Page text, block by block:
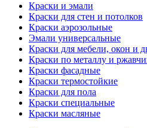
Краски и эмали
Краски для стен и потолков
Краски аэрозольные
Эмали универсальные
Краски для мебели, окон и
Краски по металлу и
Краски фасадные
Краски термостойкие
Краски для пола
Краски специальные
Краски масляные